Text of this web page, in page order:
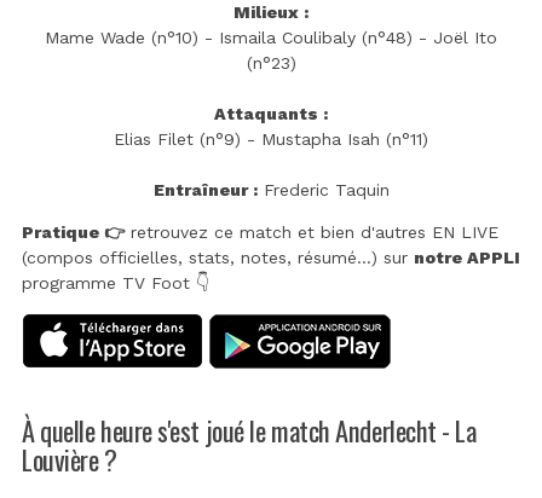
Milieux :
Mame Wade (n°10) - Ismaila Coulibaly (n°48) - Joël Ito
(n°23)
Attaquants :
Elias Filet (n°9) - Mustapha Isah (n°11)
Entraîneur :Frederic Taquin
Pratique 👉retrouvez ce match et bien d'autres EN LIVE
(compos officielles, stats, notes, résumé...) sur notre APPLI
programme TV Foot 👇
À quelle heure s'est joué le match Anderlecht - La
Louvière ?